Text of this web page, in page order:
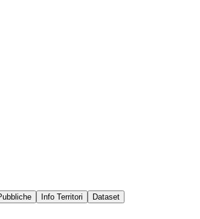
Info Territori Dataset